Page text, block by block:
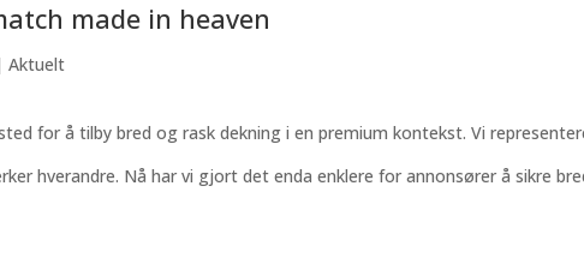
made in heaven
Aktuelt
for å tilby bred og rask dekning i en premium kontekst. Vi
hverandre. Nå har vi gjort det enda enklere for annonsører å sikre